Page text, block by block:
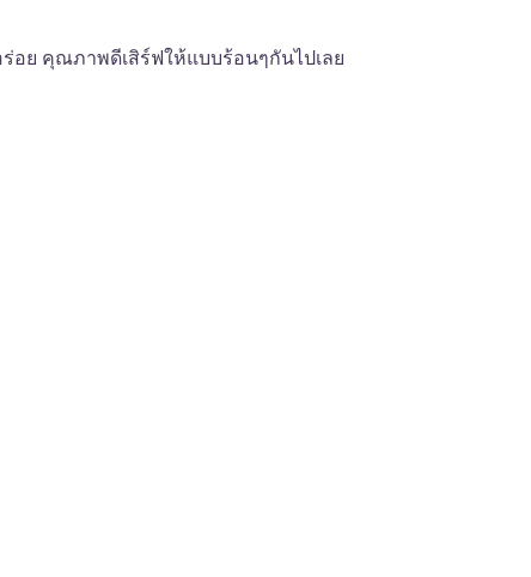
อย คุณภาพดีเสิร์ฟให้แบบร้อนๆกันไปเลย